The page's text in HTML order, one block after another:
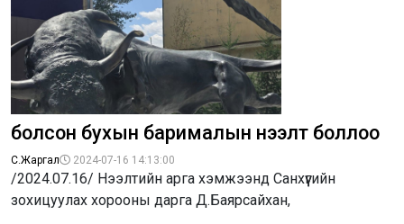
болсон бухын барималын нээлт боллоо
С.Жаргал 2024-07-16 14:13:00
/2024.07.16/ Нээлтийн арга хэмжээнд Санхүүгийн
зохицуулах хорооны дарга Д.Баярсайхан,